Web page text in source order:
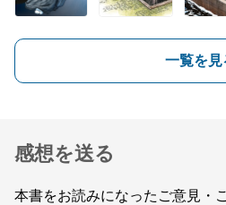
一覧を見
感想を送る
本書をお読みになったご意見・